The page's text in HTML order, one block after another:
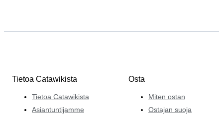
Tietoa Catawikista
Tietoa Catawikista
Asiantuntijamme
Osta
Miten ostan
Ostajan suoja